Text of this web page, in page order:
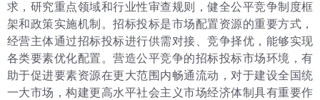
求，研究重点领域和行业性审查规则，健全公平竞争制度框
架和政策实施机制。招标投标是市场配置资源的重要方式，
经营主体通过招标投标进行供需对接、竞争择优，能够实现
各类要素优化配置。营造公平竞争的招标投标市场环境，有
助于促进要素资源在更大范围内畅通流动，对于建设全国统
一大市场，构建更高水平社会主义市场经济体制具有重要作